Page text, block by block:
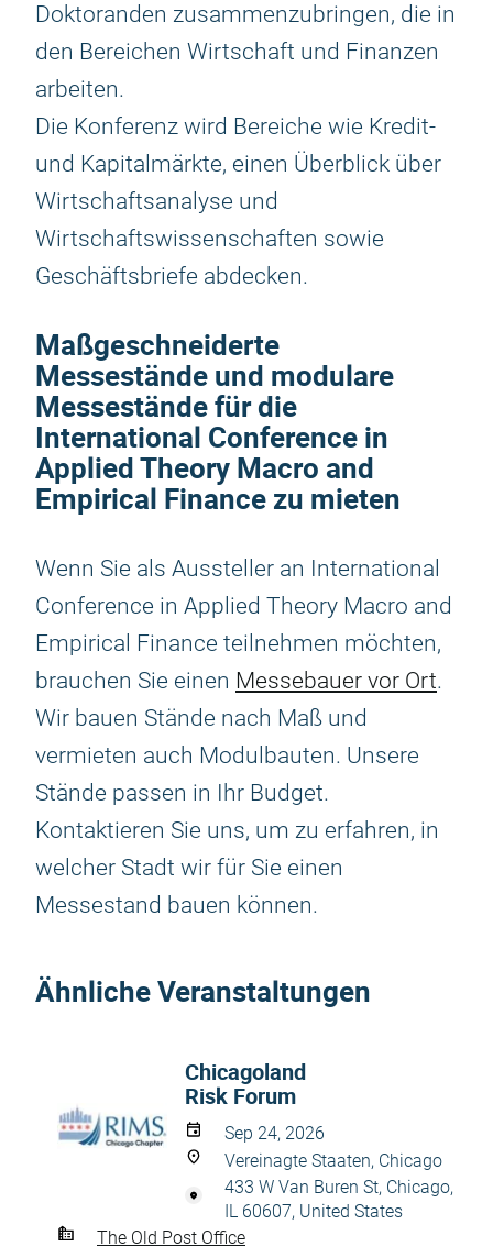
Doktoranden zusammenzubringen, die in
den Bereichen Wirtschaft und Finanzen
arbeiten.
Die Konferenz wird Bereiche wie Kredit-
und Kapitalmärkte, einen Überblick über
Wirtschaftsanalyse und
Wirtschaftswissenschaften sowie
Geschäftsbriefe abdecken.
Maßgeschneiderte
Messestände und modulare
Messestände für die
International Conference in
Applied Theory Macro and
Empirical Finance zu mieten
Wenn Sie als Aussteller an International
Conference in Applied Theory Macro and
Empirical Finance teilnehmen möchten,
brauchen Sie einen Messebauer vor Ort.
Wir bauen Stände nach Maß und
vermieten auch Modulbauten. Unsere
Stände passen in Ihr Budget.
Kontaktieren Sie uns, um zu erfahren, in
welcher Stadt wir für Sie einen
Messestand bauen können.
Ähnliche Veranstaltungen
Chicagoland
Risk Forum
Sep 24, 2026
Vereinagte Staaten, Chicago
433 W Van Buren St, Chicago,
IL 60607, United States
The Old Post Office